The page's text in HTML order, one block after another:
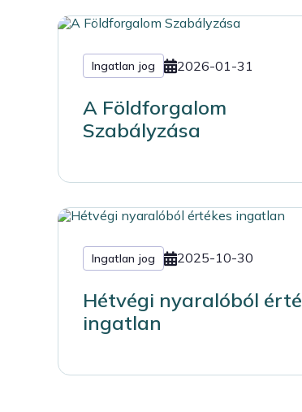
Ingatlan jog 2026-01-31
A Földforgalom
Szabályzása
Ingatlan jog 2025-10-30
Hétvégi nyaralóból
ingatlan